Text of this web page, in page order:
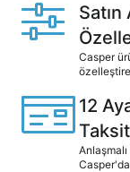
Satın
Casper
12